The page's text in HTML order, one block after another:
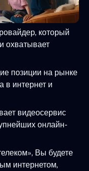
который
охватывает
позиции на рынке
в интернет и
видеосервис
онлайн-
Вы будете
интернетом,